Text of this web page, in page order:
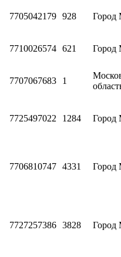
7705042179 928 Город
7710026574 621 Город
7707067683 1
7725497022 1284 Город
7706810747 4331 Город
7727257386 3828 Город